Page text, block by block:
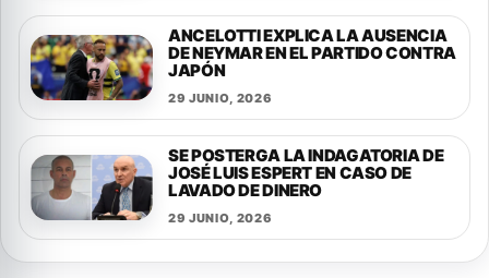
ANCELOTTI EXPLICA LA AUSENCIA
DE NEYMAR EN EL PARTIDO CONTRA
JAPÓN
29 JUNIO, 2026
SE POSTERGA LA INDAGATORIA DE
JOSÉ LUIS ESPERT EN CASO DE
LAVADO DE DINERO
29 JUNIO, 2026